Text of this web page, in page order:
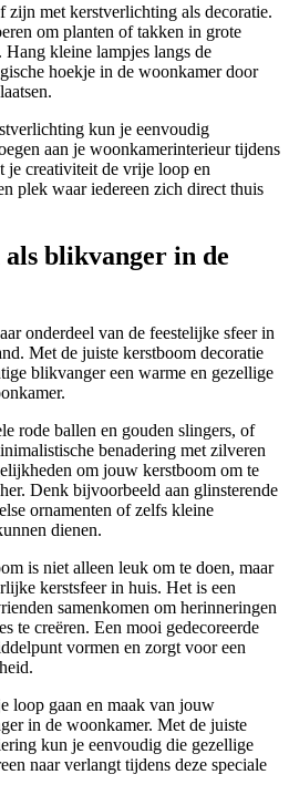
zijn met kerstverlichting als decoratie.
om planten of takken in grote
Hang kleine lampjes langs de
hoekje in de woonkamer door
kun je eenvoudig
aan je woonkamerinterieur tijdens
je creativiteit de vrije loop en
plek waar iedereen zich direct thuis
als blikvanger in de
onderdeel van de feestelijke sfeer in
Met de juiste kerstboom decoratie
blikvanger een warme en gezellige
rode ballen en gouden slingers, of
benadering met zilveren
om jouw kerstboom om te
Denk bijvoorbeeld aan glinsterende
ornamenten of zelfs kleine
dienen.
is niet alleen leuk om te doen, maar
kerstsfeer in huis. Het is een
samenkomen om herinneringen
te creëren. Een mooi gedecoreerde
vormen en zorgt voor een
loop gaan en maak van jouw
in de woonkamer. Met de juiste
kun je eenvoudig die gezellige
naar verlangt tijdens deze speciale